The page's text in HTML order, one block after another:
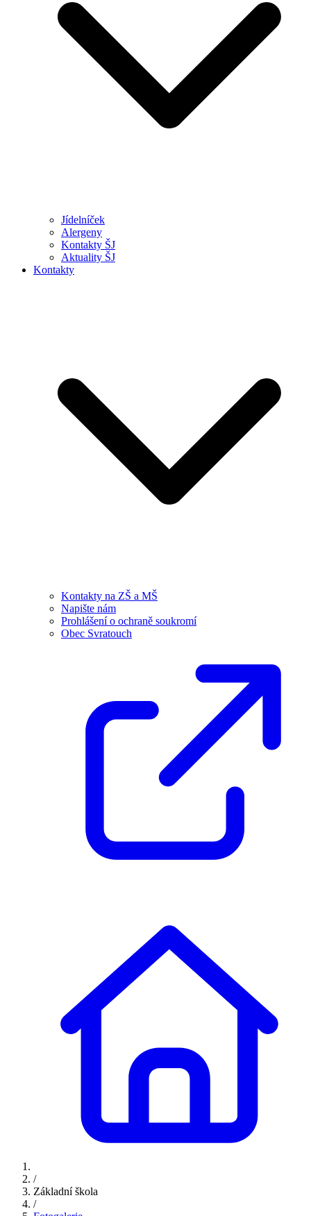
Jídelníček
Alergeny
Kontakty ŠJ
Aktuality ŠJ
Kontakty
Kontakty na ZŠ a MŠ
Napište nám
Prohlášení o ochraně soukromí
Obec Svratouch
/
Základní škola
/